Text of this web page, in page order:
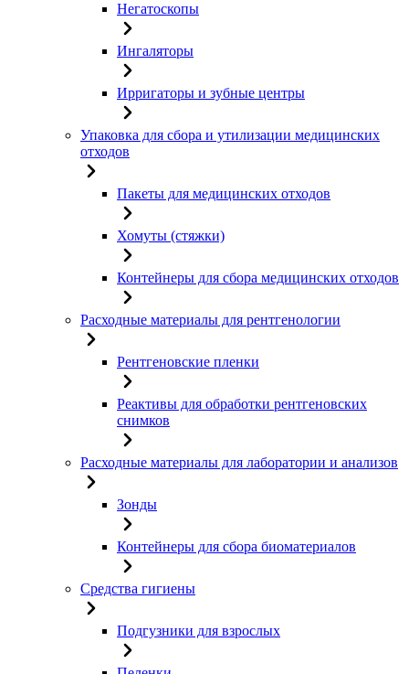
Негатоскопы
Ингаляторы
Ирригаторы и зубные центры
Упаковка для сбора и утилизации медицинских
отходов
Пакеты для медицинских отходов
Хомуты (стяжки)
Контейнеры для сбора медицинских отходов
Расходные материалы для рентгенологии
Рентгеновские пленки
Реактивы для обработки рентгеновских
снимков
Расходные материалы для лаборатории и анализов
Зонды
Контейнеры для сбора биоматериалов
Средства гигиены
Подгузники для взрослых